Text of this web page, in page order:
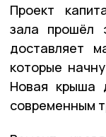
Проект
зала прошёл
доставляет
которые
Новая крыша
современным